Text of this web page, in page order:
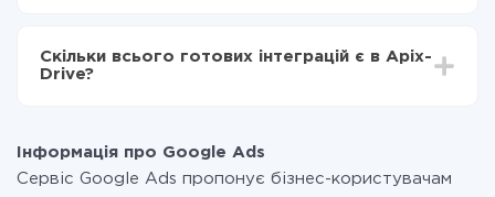
Ви оплачуєте лише кількість даних, які за фактом
передаються з однієї вашої системи в іншу через
при необхідності. Детальніше про
Скільки всього готових інтеграцій є в Apix-
Drive?
Інформація про Google Ads
Сервіс Google Ads пропонує бізнес-користувачам